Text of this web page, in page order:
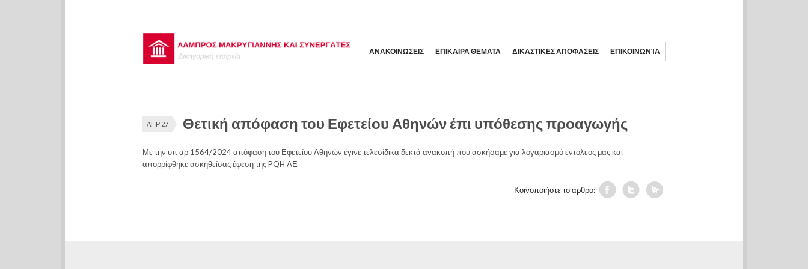
ΑΝΑΚΟΙΝΩΣΕΙΣ ΕΠΙΚΑΙΡΑ ΘΕΜΑΤΑ ΔΙΚΑΣΤΙΚΕΣ ΑΠΟΦΑΣΕΙΣ ΕΠΙΚΟΙΝΩΝΊΑ
ΑΠΡ 27 Θετική απόφαση του Εφετείου Αθηνών έπι υπόθεσης προαγωγής
Με την υπ αρ 1564/2024 απόφαση του Εφετείου Αθηνών έγινε τελεσίδικα δεκτά ανακοπή που ασκήσαμε για λογαριασμό εντολεος μας και
απορρίφθηκε ασκηθείσας έφεση της PQH AΕ
Κοινοποιήστε το άρθρο: